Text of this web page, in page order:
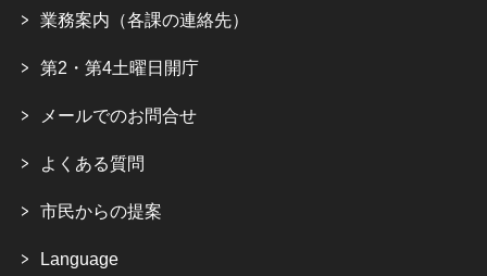
業務案内（各課の連絡先）
第2・第4土曜日開庁
メールでのお問合せ
よくある質問
市民からの提案
Language